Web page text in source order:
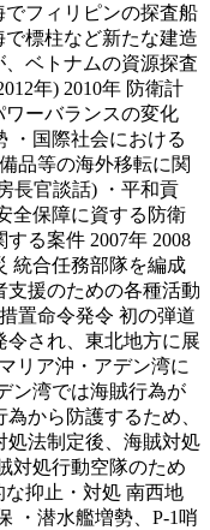
でフィリピンの探査船
で標柱など新たな建造
ベトナムの資源探査
年) 2010年 防衛計
ワーバランスの変化
・国際社会における
品等の海外移転に関
長官談話) ・平和貢
全保障に資する防衛
る案件 2007年 2008
統合任務部隊を編成
支援のための各種活動
置命令発令 初の弾道
令され、東北地方に展
リア沖・アデン湾に
ン湾では海賊行為が
から防護するため、
処法制定後、海賊対処
対処行動空隊のため
な抑止・対処 南西地
・潜水艦増勢、P-1哨